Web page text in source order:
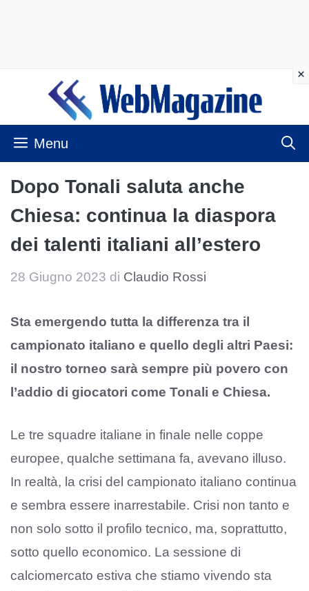
contenuto
Menu
Dopo Tonali saluta anche
Chiesa: continua la diaspora
dei talenti italiani all’estero
28 Giugno 2023 di Claudio Rossi
Sta emergendo tutta la differenza tra il
campionato italiano e quello degli altri Paesi:
il nostro torneo sarà sempre più povero con
l’addio di giocatori come Tonali e Chiesa.
Le tre squadre italiane in finale nelle coppe
europee, qualche settimana fa, avevano illuso.
In realtà, la crisi del campionato italiano continua
e sembra essere inarrestabile. Crisi non tanto e
non solo sotto il profilo tecnico, ma, soprattutto,
sotto quello economico. La sessione di
calciomercato estiva che stiamo vivendo sta